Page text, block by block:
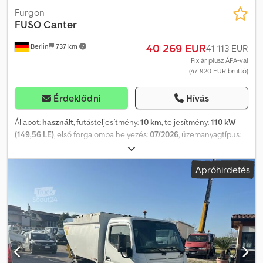
Berlin 737 km
Furgon
FUSOCanter
40 269 EUR41 113 EUR
Fix ár plusz ÁFA-val
(47 920 EUR bruttó)
Érdeklődni Hívás
Állapot: használt, futásteljesítmény:10 km, teljesítmény:110 kW
(149,56 LE), első forgalomba helyezés:07/2026, üzemanyagtípus:
, üzemanyag:
vezetőfülke:egyéb, hajtástípus:mechanikai, kibocsátási osztály:
légkondicionálás,
Járműszám: T46643-1. Garancia & Minőségi Tanúsítvány: Garancia.
Asszisztens rendszerek: tolatásjelző. Világítás: LED fényszórók.
Média & Infotainment: érintőképernyős kijelző, DAB tuner, Apple
Car Play / előkészítés. Biztonság & Technika: vezetőoldali légzsák.
Kényelem & Klíma: automata klímaberendezés. Környezet & Töltés:
EURO VI, részecskeszűrő, 4-es környezetvédelmi matrica.
Sebességváltó: kézi váltó. További információk: nem dohányzó
Apróhirdetés